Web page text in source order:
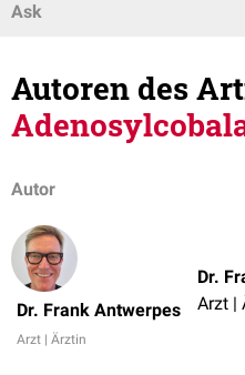
Ask
Autoren des
Autor
Dr. Frank Antwerpes
Arzt | Ärztin
Dr.
Arzt |